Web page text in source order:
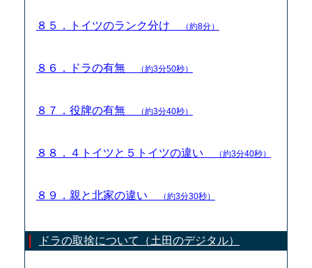
８５．トイツのランク分け （約8分）
８６．ドラの有無 （約3分50秒）
８７．役牌の有無 （約3分40秒）
８８．４トイツと５トイツの違い （約3分40秒）
８９．親と北家の違い （約3分30秒）
ドラの取捨について（土田のデジタル）